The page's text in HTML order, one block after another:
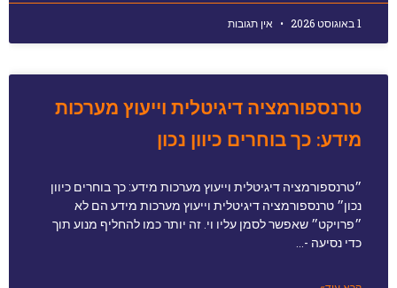
1 באוגוסט 2026 אין תגובות
טרנספורמציה דיגיטלית וייעוץ מערכות
מידע: כך בוחרים כיוון נכון
״טרנספורמציה דיגיטלית וייעוץ מערכות מידע: כך בוחרים כיוון
נכון״ טרנספורמציה דיגיטלית וייעוץ מערכות מידע הם לא
״פרויקט״ שאפשר לסמן עליו וי. זה יותר כמו להחליף מנוע תוך
כדי נסיעה -…